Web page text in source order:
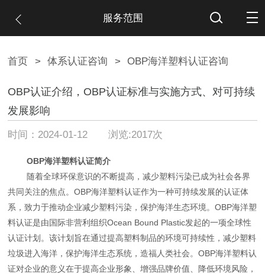
服务范围
首页 > 体系认证咨询 > OBP海洋塑料认证咨询
OBP认证介绍，OBP认证标准与实施方式、对可持续
发展影响
时间：2024-01-12 浏览:2017次
OBP海洋塑料认证简介
随着全球环保意识的不断提高，减少塑料污染已成为社会各界
共同关注的焦点。OBP海洋塑料认证作为一种可持续发展的认证体
系，致力于推动企业减少塑料污染，保护海洋生态环境。OBP海洋塑
料认证是由国际非营利组织Ocean Bound Plastic发起的一项全球性
认证计划。该计划旨在通过提高塑料制品的环境可持续性，减少塑料
垃圾进入海洋，保护海洋生态系统，造福人类社会。OBP海洋塑料认
证对企业的意义在于提高企业形象、增强品牌价值、降低环境风险，